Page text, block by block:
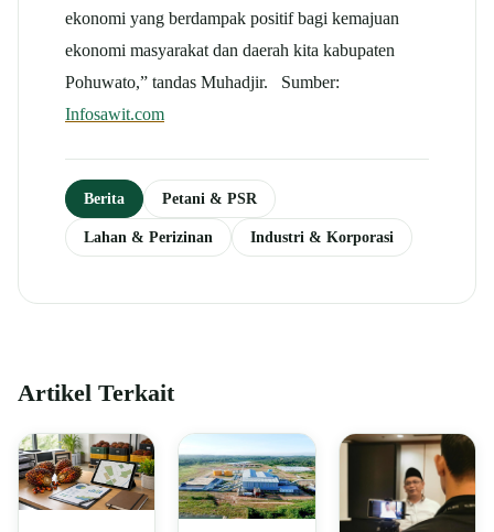
ekonomi yang berdampak positif bagi kemajuan
ekonomi masyarakat dan daerah kita kabupaten
Pohuwato,” tandas Muhadjir. Sumber:
Infosawit.com
Berita Petani & PSR
Lahan & Perizinan Industri & Korporasi
Artikel Terkait